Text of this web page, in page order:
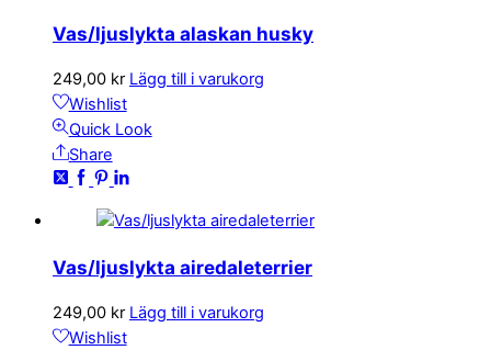
Vas/ljuslykta alaskan husky
249,00 kr Lägg till i varukorg
Wishlist
Quick Look
Share
Vas/ljuslykta airedaleterrier
249,00 kr Lägg till i varukorg
Wishlist